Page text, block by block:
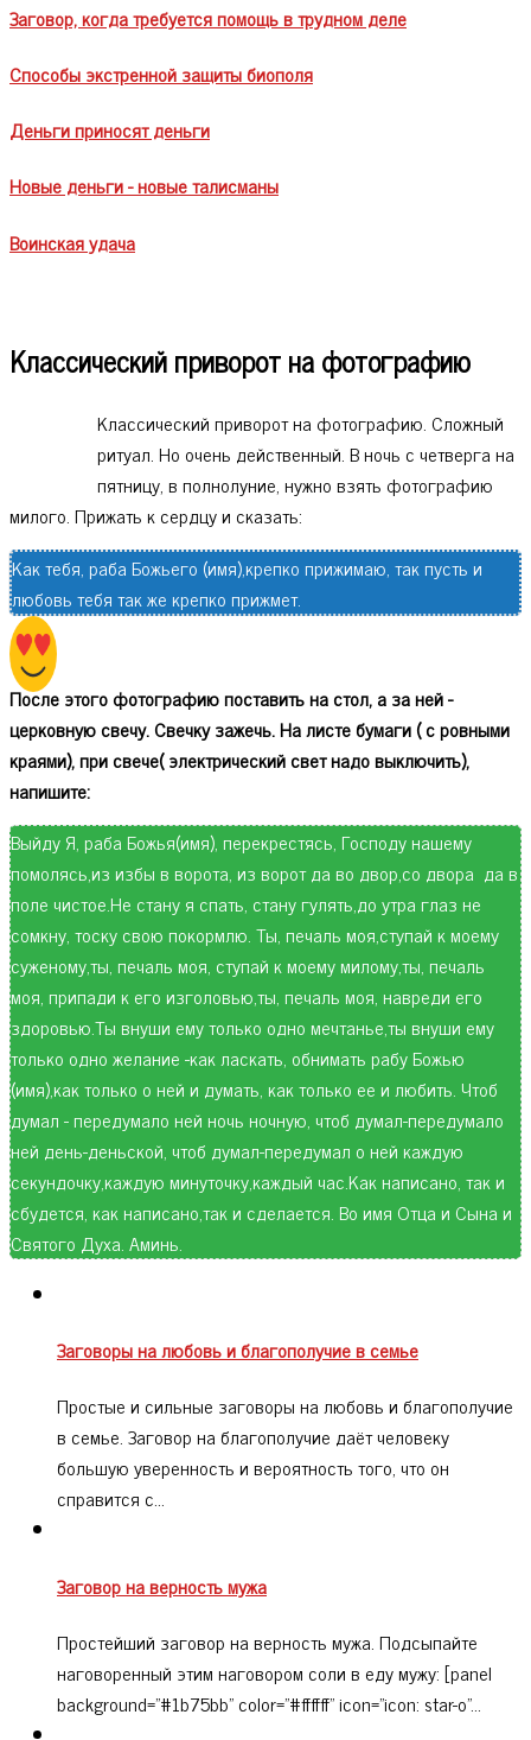
Заговор, когда требуется помощь в трудном деле
Способы экстренной защиты биополя
Деньги приносят деньги
Новые деньги - новые талисманы
Воинская удача
Классический приворот на фотографию
Классический приворот на фотографию. Сложный
ритуал. Но очень действенный. В ночь с четверга на
пятницу, в полнолуние, нужно взять фотографию
милого. Прижать к сердцу и сказать:
Как тебя, раба Божьего (имя),крепко прижимаю, так пусть и
любовь тебя так же крепко прижмет.
После этого фотографию поставить на стол, а за ней -
церковную свечу. Свечку зажечь. На листе бумаги ( с ровными
краями), при свече( электрический свет надо выключить),
напишите:
Выйду Я, раба Божья(имя), перекрестясь, Господу нашему
помолясь,из избы в ворота, из ворот да во двор,со двора да в
поле чистое.Не стану я спать, стану гулять,до утра глаз не
сомкну, тоску свою покормлю. Ты, печаль моя,ступай к моему
суженому,ты, печаль моя, ступай к моему милому,ты, печаль
моя, припади к его изголовью,ты, печаль моя, навреди его
здоровью.Ты внуши ему только одно мечтанье,ты внуши ему
только одно желание -как ласкать, обнимать рабу Божью
(имя),как только о ней и думать, как только ее и любить. Чтоб
думал - передумало ней ночь ночную, чтоб думал-передумало
ней день-деньской, чтоб думал-передумал о ней каждую
секундочку,каждую минуточку,каждый час.Как написано, так и
сбудется, как написано,так и сделается. Во имя Отца и Сына и
Святого Духа. Аминь.
Заговоры на любовь и благополучие в семье
Простые и сильные заговоры на любовь и благополучие
в семье. Заговор на благополучие даёт человеку
большую уверенность и вероятность того, что он
справится с…
Заговор на верность мужа
Простейший заговор на верность мужа. Подсыпайте
наговоренный этим наговором соли в еду мужу: [panel
background="#1b75bb" color="#ffffff" icon="icon: star-o"…